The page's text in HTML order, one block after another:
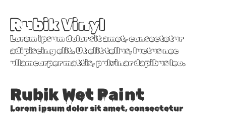
Rubik Vinyl
Lorem ipsum dolor sit amet, consectetur
adipiscing elit. Ut elit tellus, luctus nec
ullamcorper mattis, pulvinar dapibus leo.
Rubik Wet Paint
Lorem ipsum dolor sit amet, consectetur